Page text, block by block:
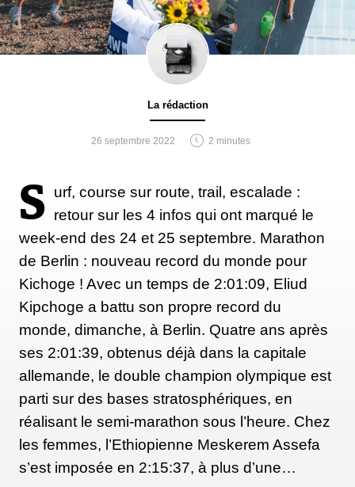
La rédaction
26 septembre 2022 2 minutes
S urf, course sur route, trail, escalade :
retour sur les 4 infos qui ont marqué le
week-end des 24 et 25 septembre. Marathon
de Berlin : nouveau record du monde pour
Kichoge ! Avec un temps de 2:01:09, Eliud
Kipchoge a battu son propre record du
monde, dimanche, à Berlin. Quatre ans après
ses 2:01:39, obtenus déjà dans la capitale
allemande, le double champion olympique est
parti sur des bases stratosphériques, en
réalisant le semi-marathon sous l’heure. Chez
les femmes, l’Ethiopienne Meskerem Assefa
s’est imposée en 2:15:37, à plus d’une…